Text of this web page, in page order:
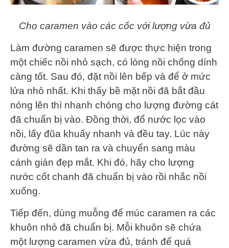
Cho caramen vào các cốc với lượng vừa đủ
Làm đường caramen sẽ được thực hiện trong
một chiếc nồi nhỏ sạch, có lòng nồi chống dính
càng tốt. Sau đó, đặt nồi lên bếp và để ở mức
lửa nhỏ nhất. Khi thấy bề mặt nồi đã bắt đầu
nóng lên thì nhanh chóng cho lượng đường cát
đã chuẩn bị vào. Đồng thời, đổ nước lọc vào
nồi, lấy đũa khuấy nhanh và đều tay. Lúc này
đường sẽ dần tan ra và chuyển sang màu
cánh gián đẹp mắt. Khi đó, hãy cho lượng
nước cốt chanh đã chuẩn bị vào rồi nhắc nồi
xuống.
Tiếp đến, dùng muỗng để múc caramen ra các
khuôn nhỏ đã chuẩn bị. Mỗi khuôn sẽ chứa
một lượng caramen vừa đủ, tránh để quá